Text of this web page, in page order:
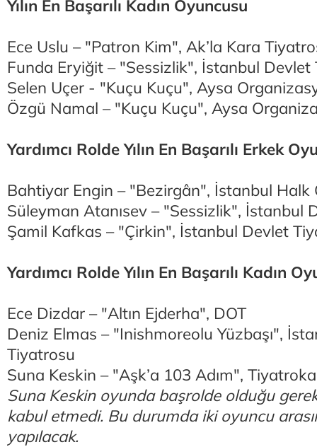
Yılın En Başarılı Kadın Oyuncusu
Ece Uslu – "Patron Kim", Ak’la Kara
Funda Eryiğit – "Sessizlik", İstanbul Devlet
Selen Uçer - "Kuçu Kuçu", Aysa
Özgü Namal – "Kuçu Kuçu", Aysa
Yardımcı Rolde Yılın En Başarılı Erkek
Bahtiyar Engin – "Bezirgân", İstanbul Halk
Süleyman Atanısev – "Sessizlik", İstanbul
Şamil Kafkas – "Çirkin", İstanbul Devlet
Yardımcı Rolde Yılın En Başarılı Kadın
Ece Dizdar – "Altın Ejderha", DOT
Deniz Elmas – "Inishmoreolu Yüzbaşı",
Tiyatrosu
Suna Keskin – "Aşk’a 103 Adım",
Suna Keskin oyunda başrolde olduğu
kabul etmedi. Bu durumda iki oyuncu
yapılacak.